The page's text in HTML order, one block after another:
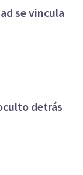
se vincula
detrás